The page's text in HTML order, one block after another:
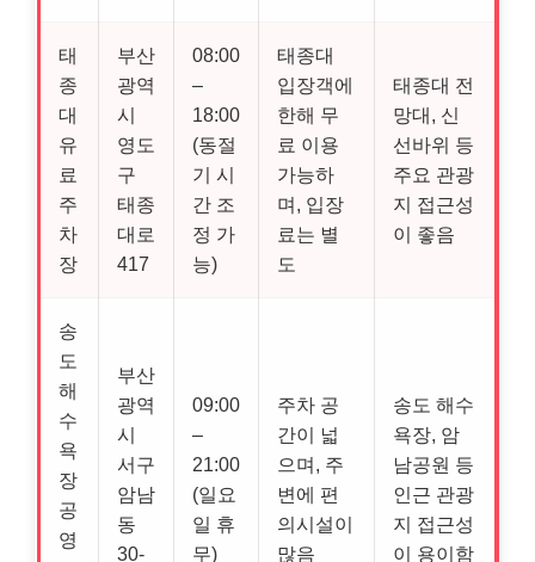
태
종
대
유
료
주
차
장
부산
광역
시
영도
구
태종
대로
417
08:00
–
18:00
(동절
기 시
간 조
정 가
능)
태종대
입장객에
한해 무
료 이용
가능하
며, 입장
료는 별
도
태종대 전
망대, 신
선바위 등
주요 관광
지 접근성
이 좋음
송
도
해
수
욕
장
공
영
부산
광역
시
서구
암남
동
30-
09:00
–
21:00
(일요
일 휴
무)
주차 공
간이 넓
으며, 주
변에 편
의시설이
많음
송도 해수
욕장, 암
남공원 등
인근 관광
지 접근성
이 용이함